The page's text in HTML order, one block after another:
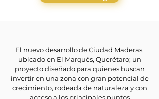
El nuevo desarrollo de Ciudad Maderas,
ubicado en El Marqués, Querétaro; un
proyecto diseñado para quienes buscan
invertir en una zona con gran potencial de
crecimiento, rodeada de naturaleza y con
acceso a los principales puntos